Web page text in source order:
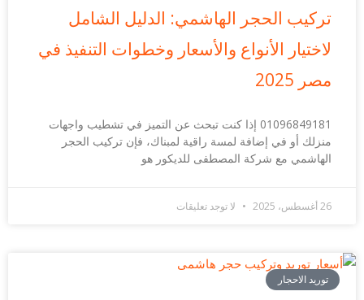
تركيب الحجر الهاشمي: الدليل الشامل
لاختيار الأنواع والأسعار وخطوات التنفيذ في
مصر 2025
01096849181 إذا كنت تبحث عن التميز في تشطيب واجهات
منزلك أو في إضافة لمسة راقية لمبناك، فإن تركيب الحجر
الهاشمي مع شركة المصطفى للديكور هو
26 أغسطس، 2025 لا توجد تعليقات
توريد الاحجار